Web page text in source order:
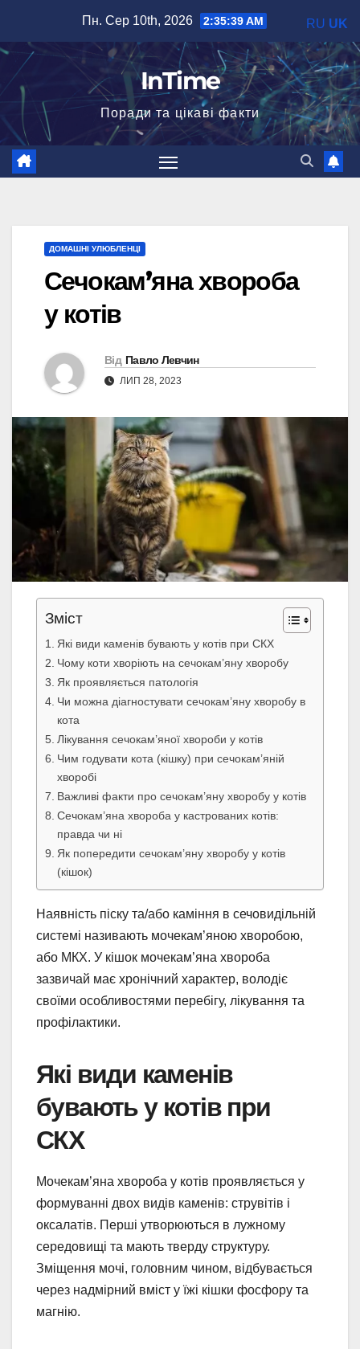
вмісту
Пн. Сер 10th, 2026 2:35:40 AM
InTime
Поради та цікаві факти
ДОМАШНІ УЛЮБЛЕНЦІ
Сечокам’яна хвороба
у котів
Від Павло Левчин
ЛИП 28, 2023
Зміст
Які види каменів бувають у котів при СКХ
Чому коти хворіють на сечокам’яну хворобу
Як проявляється патологія
Чи можна діагностувати сечокам’яну хворобу в
кота
Лікування сечокам’яної хвороби у котів
Чим годувати кота (кішку) при сечокам’яній
хворобі
Важливі факти про сечокам’яну хворобу у котів
Сечокам’яна хвороба у кастрованих котів:
правда чи ні
Як попередити сечокам’яну хворобу у котів
(кішок)
Наявність піску та/або каміння в сечовидільній
системі називають мочекам’яною хворобою,
або МКХ. У кішок мочекам’яна хвороба
зазвичай має хронічний характер, володіє
своїми особливостями перебігу, лікування та
профілактики.
Які види каменів
бувають у котів при
СКХ
Мочекам’яна хвороба у котів проявляється у
формуванні двох видів каменів: струвітів і
оксалатів. Перші утворюються в лужному
середовищі та мають тверду структуру.
Зміщення мочі, головним чином, відбувається
через надмірний вміст у їжі кішки фосфору та
магнію.
RU UK